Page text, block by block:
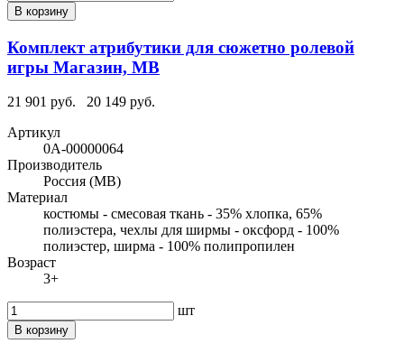
В корзину
Комплект атрибутики для сюжетно ролевой
игры Магазин, МВ
21 901 руб.
20 149 руб.
Артикул
0А-00000064
Производитель
Россия (МВ)
Материал
костюмы - смесовая ткань - 35% хлопка, 65%
полиэстера, чехлы для ширмы - оксфорд - 100%
полиэстер, ширма - 100% полипропилен
Возраст
3+
шт
В корзину